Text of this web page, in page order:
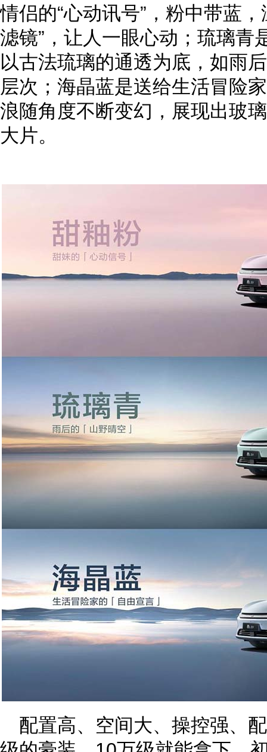
情侣的“心动讯号”，粉中带蓝
滤镜”，让人一眼心动；琉璃青
以古法琉璃的通透为底，如雨
层次；海晶蓝是送给生活冒险
浪随角度不断变幻，展现出玻
大片。
配置高、空间大、操控强、